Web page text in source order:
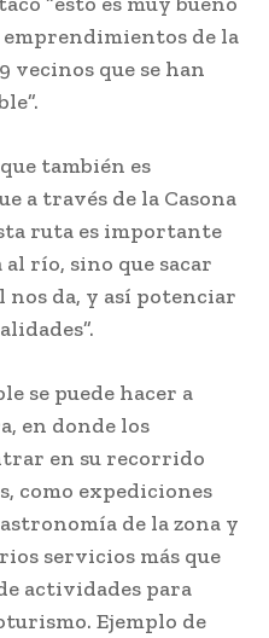
de la
vecinos que se han
también es
a través de la Casona
ruta es importante
río, sino que sacar
nos da, y así potenciar
se puede hacer a
en donde los
en su recorrido
como expediciones
de la zona y
servicios más que
actividades para
Ejemplo de